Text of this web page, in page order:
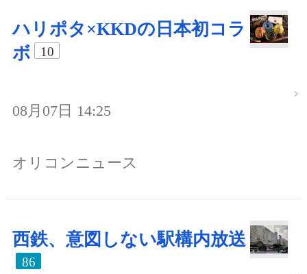
ハリポタ×KKDの日本初コラ
ボ
10
08月07日 14:25
オリコンニュース
西鉄、意図しない駅構内放送
86